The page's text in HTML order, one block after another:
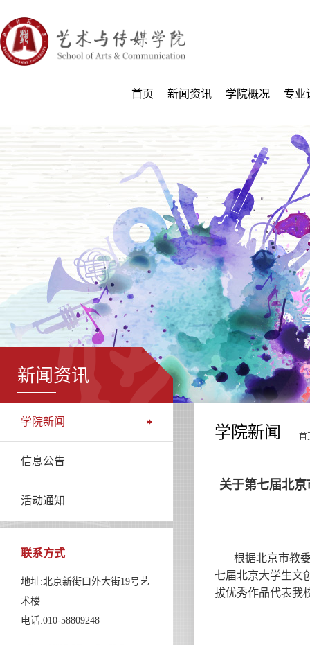
首页 新闻资讯 学院概况 专业
新闻资讯
学院新闻
信息公告
活动通知
联系方式
地址:北京新街口外大街19号艺
术楼
电话:010-58809248
学院新闻 首
关于第七届北
根据北京市教
七届北京大学生文
拔优秀作品代表我